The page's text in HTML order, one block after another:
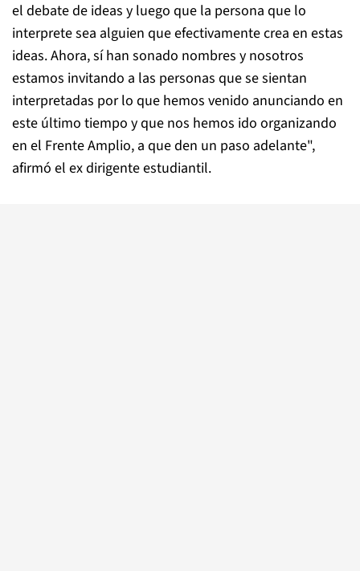
el debate de ideas y luego que la persona que lo
interprete sea alguien que efectivamente crea en estas
ideas. Ahora, sí han sonado nombres y nosotros
estamos invitando a las personas que se sientan
interpretadas por lo que hemos venido anunciando en
este último tiempo y que nos hemos ido organizando
en el Frente Amplio, a que den un paso adelante",
afirmó el ex dirigente estudiantil.